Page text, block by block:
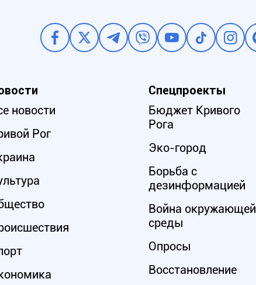
новости
Рог
Спецпроекты
Бюджет Кривого
Рога
Эко-город
Борьба с
дезинформацией
Война окружающей
среды
Опросы
Восстановление